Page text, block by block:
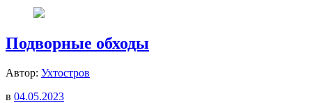
Подворные обходы
Автор: Ухтостров
в 04.05.2023